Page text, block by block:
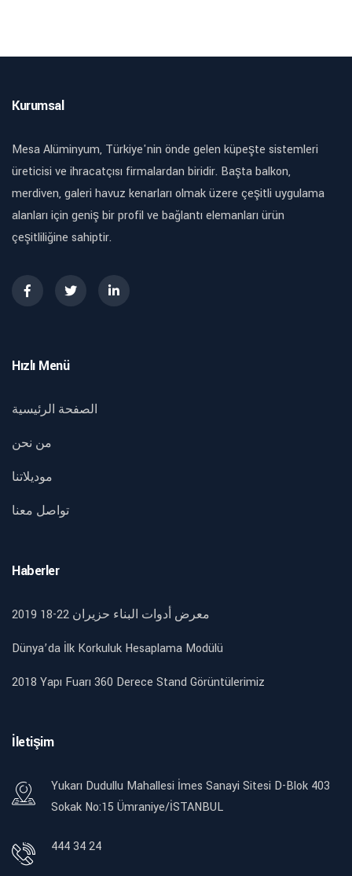
Kurumsal
Mesa Alüminyum, Türkiye'nin önde gelen küpeşte sistemleri
üreticisi ve ihracatçısı firmalardan biridir. Başta balkon,
merdiven, galeri havuz kenarları olmak üzere çeşitli uygulama
alanları için geniş bir profil ve bağlantı elemanları ürün
çeşitliliğine sahiptir.
Hızlı Menü
الصفحة الرئيسية
من نحن
موديلاتنا
تواصل معنا
Haberler
2019 18-22 معرض أدوات البناء حزيران
Dünya’da İlk Korkuluk Hesaplama Modülü
2018 Yapı Fuarı 360 Derece Stand Görüntülerimiz
İletişim
Yukarı Dudullu Mahallesi İmes Sanayi Sitesi D-Blok 403
Sokak No:15 Ümraniye/İSTANBUL
444 34 24